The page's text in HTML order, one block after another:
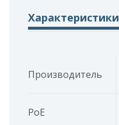
Характеристики
Производитель
PoE